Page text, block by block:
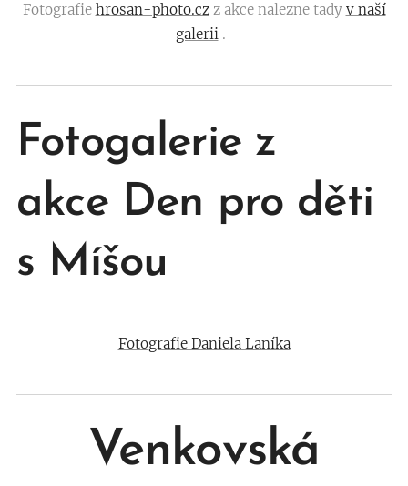
Fotografie hrosan-photo.czz akce nalezne tady v naší
galerii.
Fotogalerie z
akce Den pro děti
s Míšou
Fotografie Daniela Laníka
Venkovská